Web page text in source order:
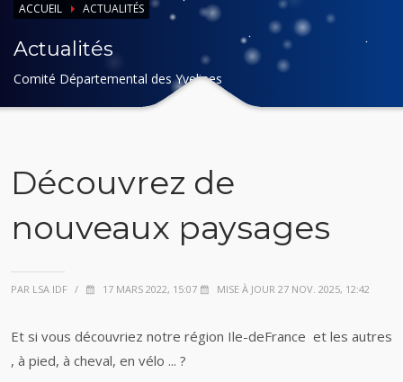
ACCUEIL ACTUALITÉS
Actualités
Comité Départemental des Yvelines
Découvrez de
nouveaux paysages
PAR LSA IDF / 17 MARS 2022, 15:07 MISE À JOUR 27 NOV. 2025, 12:42
Et si vous découvriez notre région Ile-deFrance et les autres
, à pied, à cheval, en vélo ... ?